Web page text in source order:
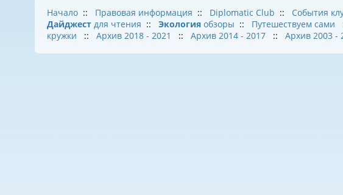
Начало :: Правовая информация :: Diplomatic Club :: События
Дайджест для чтения :: Экология обзоры :: Путешествуем сами
кружки
:: Архив 2018 - 2021 :: Архив 2014 - 2017 :: Архив 2003 -